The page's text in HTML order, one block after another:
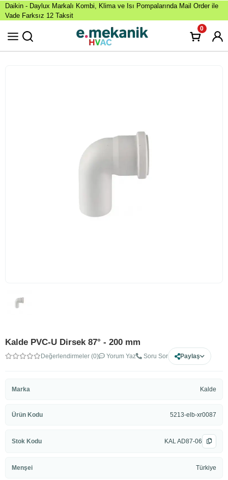
Daikin - Daylux Markalı Kombi, Klima ve Isı Pompalarında Mail Order ile
Vade Farksız 12 Taksit
0
Kalde PVC-U Dirsek 87° - 200 mm
Değerlendirmeler (0) Yorum Yaz Soru Sor Paylaş
Marka Kalde
Ürün Kodu 5213-elb-xr0087
Stok Kodu KAL AD87-06
Menşei Türkiye